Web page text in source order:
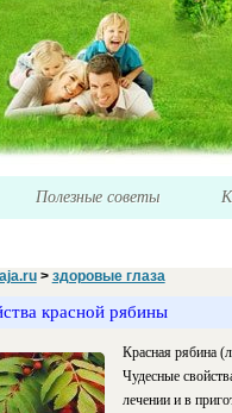
Полезные советы
> здоровые глаза
красной рябины
Красная рябина
Чудесные
лечении и в